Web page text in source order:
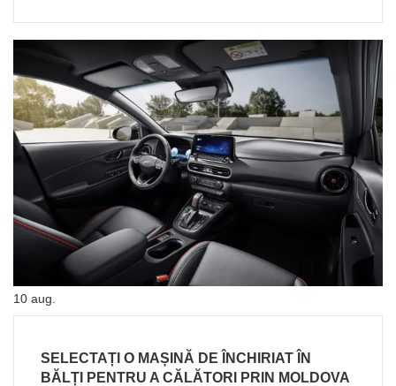
10 aug.
SELECTAȚI O MAȘINĂ DE ÎNCHIRIAT ÎN
BĂLȚI PENTRU A CĂLĂTORI PRIN MOLDOVA